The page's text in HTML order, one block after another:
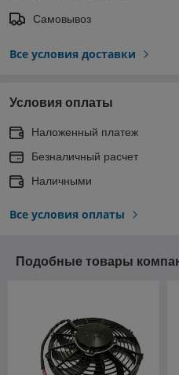
Самовывоз
Все условия доставки
Условия оплаты
Наложенный платеж
Безналичный расчет
Наличными
Все условия оплаты
Подобные товары